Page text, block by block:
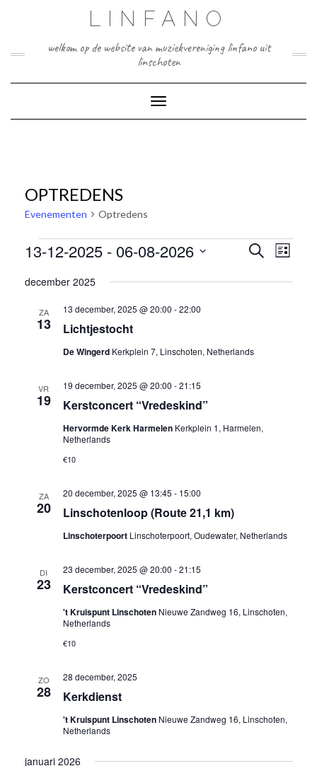
LINFANO
welkom op de website van muziekvereniging linfano uit
linschoten
Toggle navigatie
OPTREDENS
Evenementen Optredens
EVENEMENTEN
ZOEKEN
Zoeken
Lijst
13-12-2025 - 06-08-2026
een
december 2025
ZA
13 Lichtjestocht
13 december, 2025 @ 20:00 -22:00
De Wingerd Kerkplein 7, Linschoten, Netherlands
VR
19 Kerstconcert “Vredeskind”
19 december, 2025 @ 20:00 -21:15
Hervormde Kerk Harmelen Kerkplein 1, Harmelen,
Netherlands
€10
ZA
20 Linschotenloop (Route 21,1 km)
20 december, 2025 @ 13:45 - 15:00
Linschoterpoort Linschoterpoort, Oudewater, Netherlands
DI
23 Kerstconcert “Vredeskind”
23 december, 2025 @ 20:00 -21:15
't Kruispunt Linschoten Nieuwe Zandweg 16, Linschoten,
Netherlands
€10
ZO
28 Kerkdienst
28 december, 2025
't Kruispunt Linschoten Nieuwe Zandweg 16, Linschoten,
Netherlands
januari 2026